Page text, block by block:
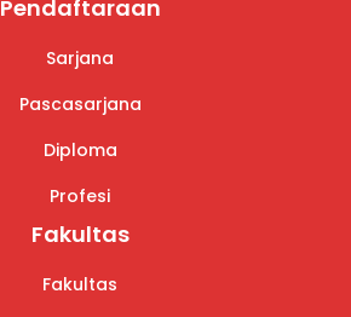
Pendaftaraan
Sarjana
Pascasarjana
Diploma
Profesi
Fakultas
Fakultas